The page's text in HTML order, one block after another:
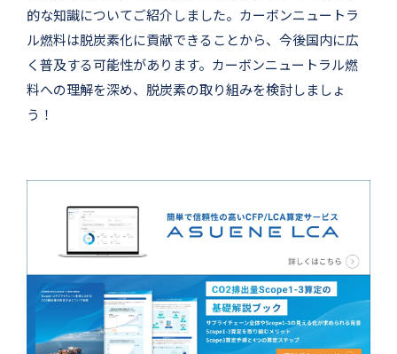
的な知識についてご紹介しました。カーボンニュートラ
ル燃料は脱炭素化に貢献できることから、今後国内に広
く普及する可能性があります。カーボンニュートラル燃
料への理解を深め、脱炭素の取り組みを検討しましょ
う！